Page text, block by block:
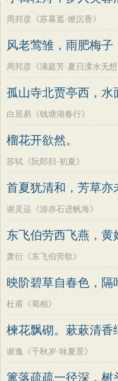
周邦彦《苏幕遮·燎沉香》
风老莺雏，雨肥梅子
周邦彦《满庭芳·夏日溧水无想
孤山寺北贾亭西，水
白居易《钱塘湖春行》
榴花开欲然。
苏轼《阮郎归·初夏》
首夏犹清和，芳草亦
谢灵运《游赤石进帆海》
东飞伯劳西飞燕，黄
萧衍《东飞伯劳歌》
映阶碧草自春色，隔
杜甫《蜀相》
楝花飘砌。蔌蔌清香
谢逸《千秋岁·咏夏景》
篱落疏疏一径深，树